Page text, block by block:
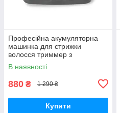
Професійна акумуляторна
машинка для стрижки
волосся триммер з
насадками XRPO V-172 синя
(V-172_501)
В наявності
880 ₴ 1 290 ₴
Купити